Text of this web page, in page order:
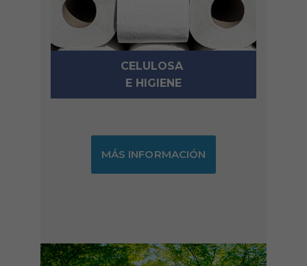
CELULOSA
E HIGIENE
MÁS INFORMACIÓN